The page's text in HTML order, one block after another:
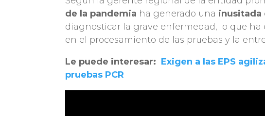
de la pandemia ha generado una inusitada
diagnosticar la grave enfermedad, lo que
en el procesamiento de las pruebas y la
Le puede interesar: Exigen a las EPS
pruebas PCR